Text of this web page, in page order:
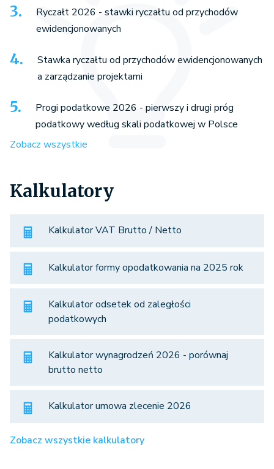
Ryczałt 2026 - stawki ryczałtu od przychodów
ewidencjonowanych
Stawka ryczałtu od przychodów ewidencjonowanych
a zarządzanie projektami
Progi podatkowe 2026 - pierwszy i drugi próg
podatkowy według skali podatkowej w Polsce
Zobacz wszystkie
Kalkulatory
Kalkulator VAT Brutto / Netto
Kalkulator formy opodatkowania na 2025 rok
Kalkulator odsetek od zaległości
podatkowych
Kalkulator wynagrodzeń 2026 - porównaj
brutto netto
Kalkulator umowa zlecenie 2026
Zobacz wszystkie kalkulatory